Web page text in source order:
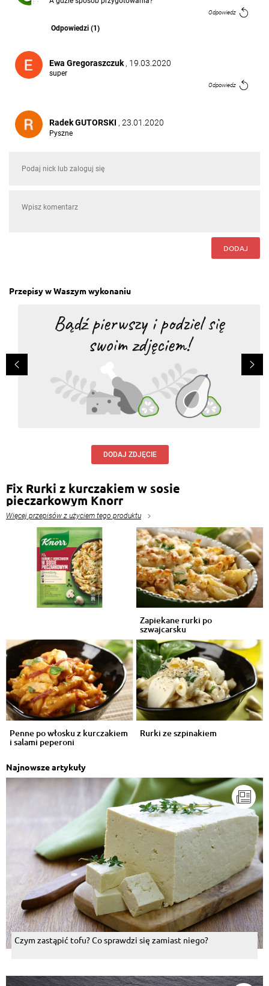
Odpowiedz
Odpowiedzi (1)
Ewa Gregoraszczuk , 19.03.2020
super
Odpowiedz
Radek GUTORSKI , 23.01.2020
Pyszne
DODAJ
Przepisy w Waszym wykonaniu
DODAJ ZDJĘCIE
Fix Rurki z kurczakiem w sosie
pieczarkowym Knorr
Więcej przepisów z użyciem tego produktu
Zapiekane rurki po
szwajcarsku
Penne po włosku z kurczakiem
i salami peperoni
Rurki ze szpinakiem
Najnowsze artykuły
Czym zastąpić tofu? Co sprawdzi się zamiast niego?